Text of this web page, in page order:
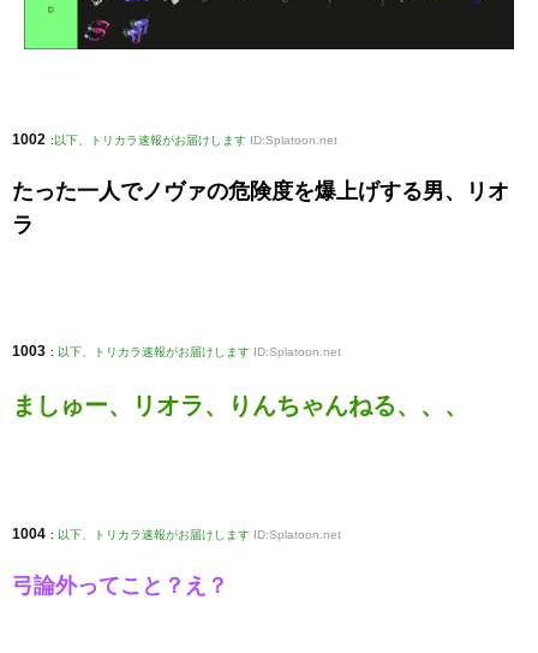
1002 : 以下、トリカラ速報がお届けします ID:Splatoon.net
たった一人でノヴァの危険度を爆上げする男、リオ
ラ
1003 : 以下、トリカラ速報がお届けします ID:Splatoon.net
ましゅー、リオラ、りんちゃんねる、、、
1004 : 以下、トリカラ速報がお届けします ID:Splatoon.net
弓論外ってこと？え？